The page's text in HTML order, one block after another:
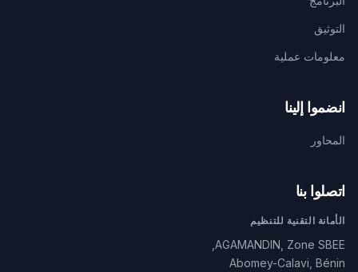
التوثيق
معلومات عملية
انضموا إلينا
المحاور
اتصلوا بنا
الأمانة التقنية للتنظيم
AGAMANDIN, Zone SBEE,
Abomey-Calavi, Bénin